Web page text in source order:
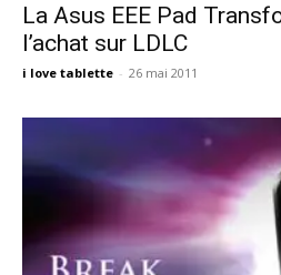
La Asus EEE Pad
l’achat sur LDLC
i love tablette - 26 mai 2011